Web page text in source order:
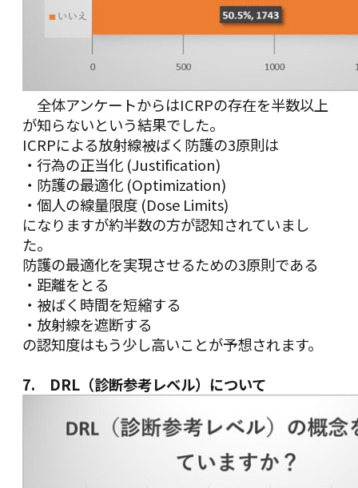
全体アンケートからはICRPの存在を半数以上
が知らないという結果でした。
ICRPによる放射線被ばく防護の3原則は
・行為の正当化 (Justification)
・防護の最適化 (Optimization)
・個人の線量限度 (Dose Limits)
になりますが約半数の方が認知されていまし
た。
防護の最適化を実現させるための3原則である
・距離をとる
・被ばく時間を短縮する
・放射線を遮断する
の認知度はもう少し高いことが予想されます。
7. DRL（診断参考レベル）について